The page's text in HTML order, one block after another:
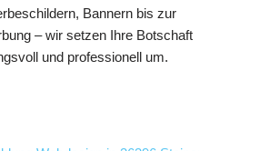
Bannern bis zur
– wir setzen Ihre Botschaft
und professionell um.